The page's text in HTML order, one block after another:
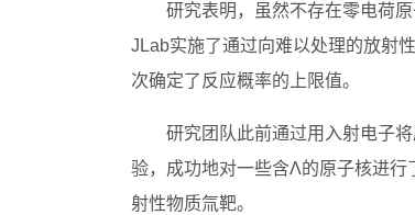
研究表明，虽然不存在零电荷
JLab实施了通过向难以处理的放射
次确定了反应概率的上限值。
研究团队此前通过用入射电子
验，成功地对一些含Λ的原子核进
射性物质氚靶。